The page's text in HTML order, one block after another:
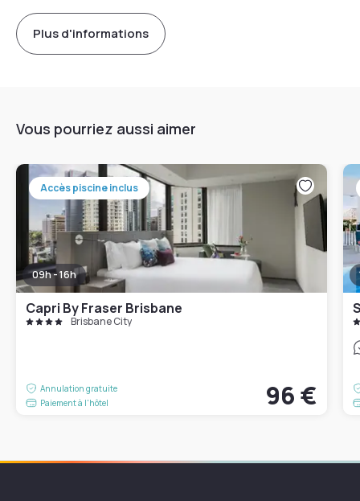
Plus d'informations
Vous pourriez aussi aimer
Accès piscine inclus
09h - 16h
Capri By Fraser Brisbane
Brisbane City
Annulation gratuite
Paiement à l'hôtel
96 €